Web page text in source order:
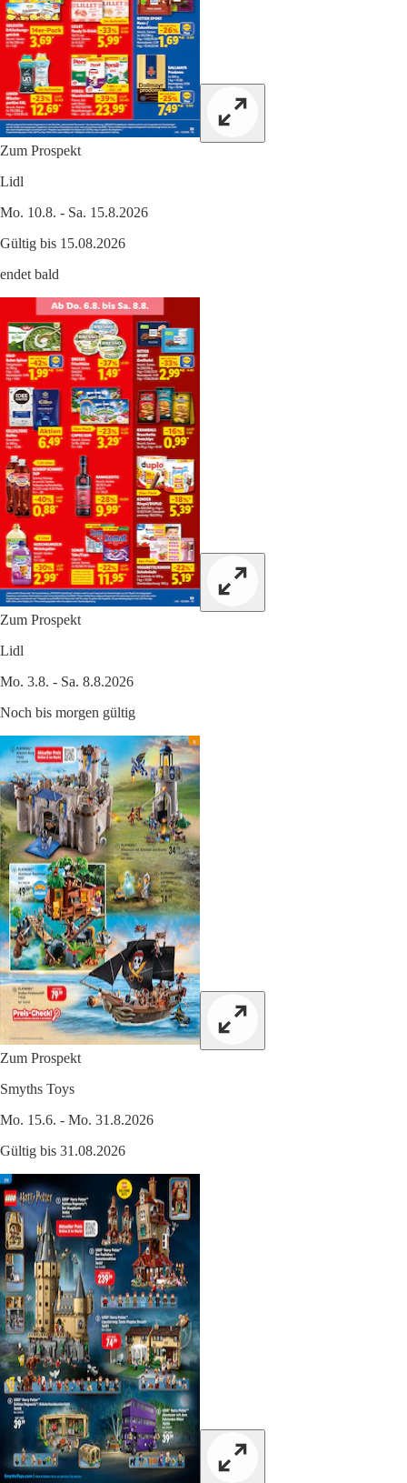
Zum Prospekt
Lidl
Mo. 10.8. - Sa. 15.8.2026
Gültig bis 15.08.2026
endet bald
Zum Prospekt
Lidl
Mo. 3.8. - Sa. 8.8.2026
Noch bis morgen gültig
Zum Prospekt
Smyths Toys
Mo. 15.6. - Mo. 31.8.2026
Gültig bis 31.08.2026